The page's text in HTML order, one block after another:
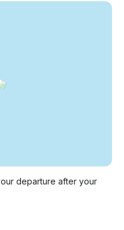
departure after your